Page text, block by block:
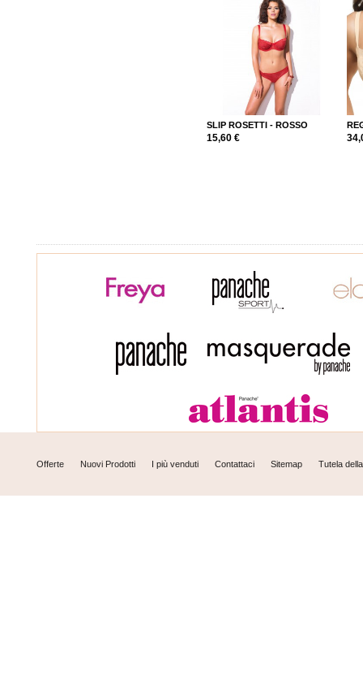
SLIP ROSETTI - ROSSO
15,60 €
Offerte Nuovi Prodotti I più venduti Contattaci Sitemap Tutela